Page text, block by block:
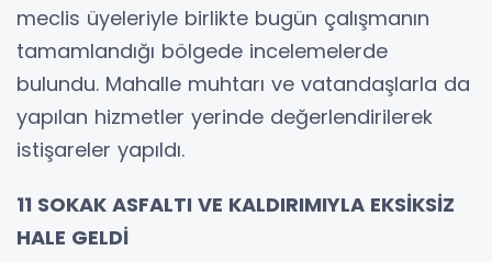
meclis üyeleriyle birlikte bugün çalışmanın
tamamlandığı bölgede incelemelerde
bulundu. Mahalle muhtarı ve vatandaşlarla da
yapılan hizmetler yerinde değerlendirilerek
istişareler yapıldı.
11 SOKAK ASFALTI VE KALDIRIMIYLA EKSİKSİZ
HALE GELDİ